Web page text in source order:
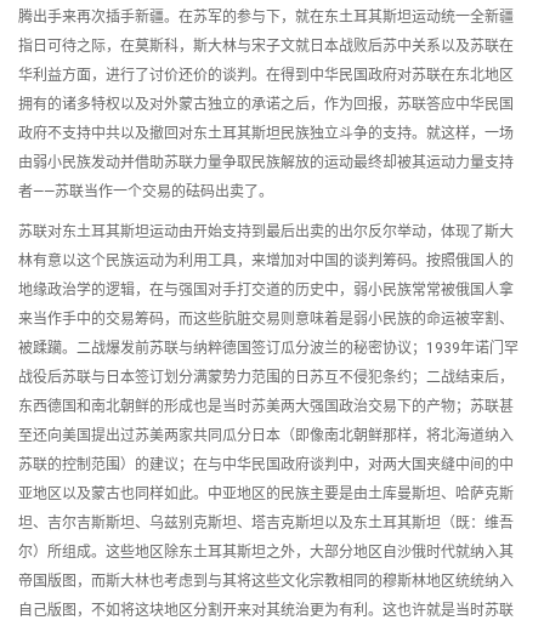
腾出手来再次插手新疆。在苏军的参与下，就在东土耳其斯坦运动统一全新疆
指日可待之际，在莫斯科，斯大林与宋子文就日本战败后苏中关系以及苏联在
华利益方面，进行了讨价还价的谈判。在得到中华民国政府对苏联在东北地区
拥有的诸多特权以及对外蒙古独立的承诺之后，作为回报，苏联答应中华民国
政府不支持中共以及撤回对东土耳其斯坦民族独立斗争的支持。就这样，一场
由弱小民族发动并借助苏联力量争取民族解放的运动最终却被其运动力量支持
者——苏联当作一个交易的砝码出卖了。
苏联对东土耳其斯坦运动由开始支持到最后出卖的出尔反尔举动，体现了斯大
林有意以这个民族运动为利用工具，来增加对中国的谈判筹码。按照俄国人的
地缘政治学的逻辑，在与强国对手打交道的历史中，弱小民族常常被俄国人拿
来当作手中的交易筹码，而这些肮脏交易则意味着是弱小民族的命运被宰割、
被蹂躏。二战爆发前苏联与纳粹德国签订瓜分波兰的秘密协议；1939年诺门罕
战役后苏联与日本签订划分满蒙势力范围的日苏互不侵犯条约；二战结束后，
东西德国和南北朝鲜的形成也是当时苏美两大强国政治交易下的产物；苏联甚
至还向美国提出过苏美两家共同瓜分日本（即像南北朝鲜那样，将北海道纳入
苏联的控制范围）的建议；在与中华民国政府谈判中，对两大国夹缝中间的中
亚地区以及蒙古也同样如此。中亚地区的民族主要是由土库曼斯坦、哈萨克斯
坦、吉尔吉斯斯坦、乌兹别克斯坦、塔吉克斯坦以及东土耳其斯坦（既：维吾
尔）所组成。这些地区除东土耳其斯坦之外，大部分地区自沙俄时代就纳入其
帝国版图，而斯大林也考虑到与其将这些文化宗教相同的穆斯林地区统统纳入
自己版图，不如将这块地区分割开来对其统治更为有利。这也许就是当时苏联